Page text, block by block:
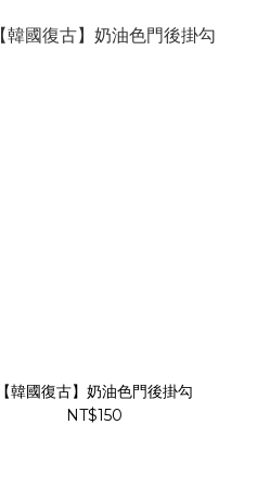
【韓國復古】奶油色門後掛勾
NT$150